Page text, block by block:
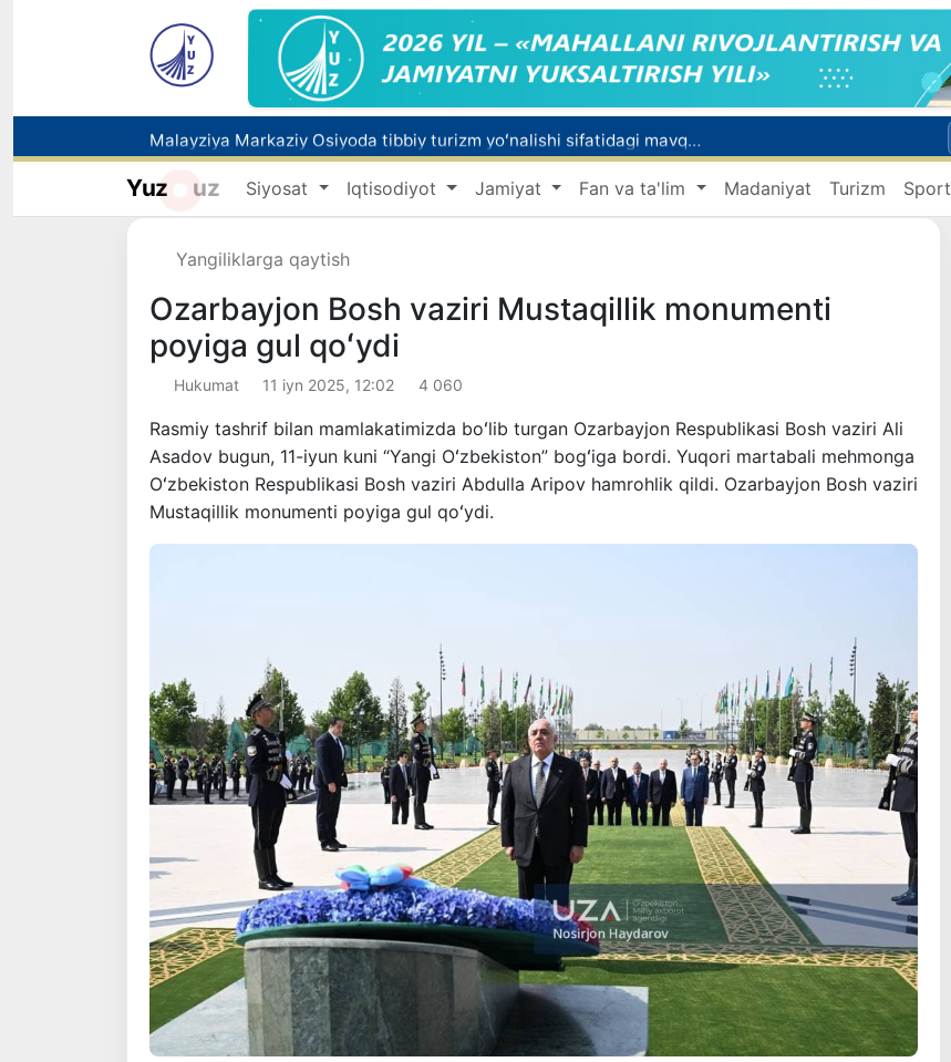
Polshadagi elchixona ko‘magida ona va bola Vatanga qaytarildi
Namangan shahrining sobiq hokimi Anvar Otaxodjayevga nisbatan 11 yilga ozodlikdan mahrum qilish jazosi tayinlandi
Yuz uz Siyosat Iqtisodiyot Jamiyat Fan va ta'lim Madaniyat Turizm Sport
Yangiliklarga qaytish
Ozarbayjon Bosh vaziri Mustaqillik monumenti
poyiga gul qoʻydi
Hukumat 11 iyn 2025, 12:02 4 060
Rasmiy tashrif bilan mamlakatimizda boʻlib turgan Ozarbayjon Respublikasi Bosh vaziri Ali
Asadov bugun, 11-iyun kuni “Yangi Oʻzbekiston” bogʻiga bordi. Yuqori martabali mehmonga
Oʻzbekiston Respublikasi Bosh vaziri Abdulla Aripov hamrohlik qildi. Ozarbayjon Bosh vaziri
Mustaqillik monumenti poyiga gul qoʻydi.